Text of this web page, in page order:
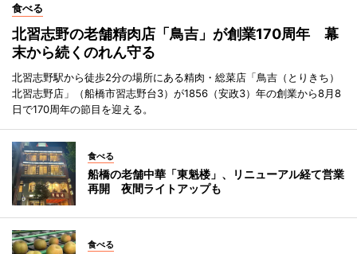
食べる
北習志野の老舗精肉店「鳥吉」が創業170周年 幕
末から続くのれん守る
北習志野駅から徒歩2分の場所にある精肉・総菜店「鳥吉（とりきち）
北習志野店」（船橋市習志野台3）が1856（安政3）年の創業から8月8
日で170周年の節目を迎える。
食べる
船橋の老舗中華「東魁楼」、リニューアル経て営業
再開 夜間ライトアップも
食べる